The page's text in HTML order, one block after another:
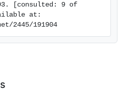
degraders. Advances in
facilitating more
culturable and non-
but also finer
and non-active
of the expression
These innovations will
the actual role of
[consulted: 9 of
at:
2445/191904